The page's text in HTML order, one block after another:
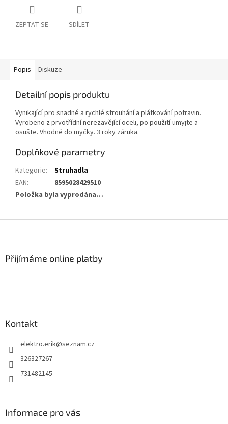
ZEPTAT SE SDÍLET
Popis Diskuze
Detailní popis produktu
Vynikající pro snadné a rychlé strouhání a plátkování potravin.
Vyrobeno z prvotřídní nerezavějící oceli, po použití umyjte a
osušte. Vhodné do myčky. 3 roky záruka.
Doplňkové parametry
Kategorie:
Struhadla
EAN:
8595028429510
Položka byla vyprodána…
Přijímáme online platby
Kontakt
elektro.erik@seznam.cz
326327267
731482145
Informace pro vás